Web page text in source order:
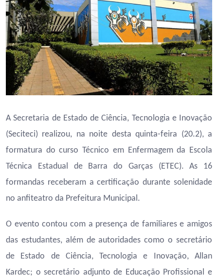
A Secretaria de Estado de Ciência, Tecnologia e Inovação
(Seciteci) realizou, na noite desta quinta-feira (20.2), a
formatura do curso Técnico em Enfermagem da Escola
Técnica Estadual de Barra do Garças (ETEC). As 16
formandas receberam a certificação durante solenidade
no anfiteatro da Prefeitura Municipal.
O evento contou com a presença de familiares e amigos
das estudantes, além de autoridades como o secretário
de Estado de Ciência, Tecnologia e Inovação, Allan
Kardec; o secretário adjunto de Educação Profissional e